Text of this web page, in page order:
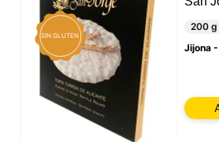
SIN GLUTEN
200 g
Jijona